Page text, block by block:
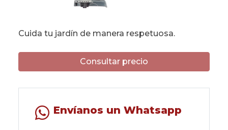
Cuida tu jardín de manera respetuosa.
Consultar precio
Envíanos un Whatsapp